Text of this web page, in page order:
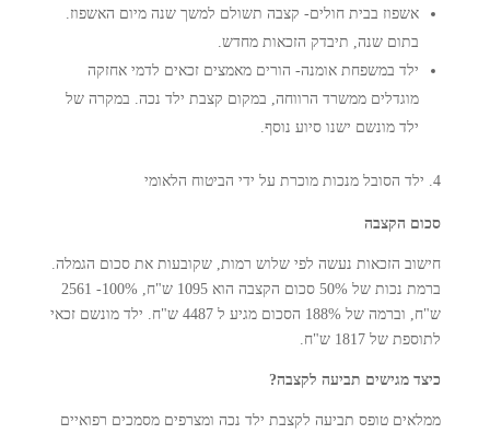
אשפוז בבית חולים- קצבה תשולם למשך שנה מיום האשפוז.
בתום שנה, תיבדק הזכאות מחדש.
ילד במשפחת אומנה- הורים מאמצים זכאים לדמי אחזקה
מוגדלים ממשרד הרווחה, במקום קצבת ילד נכה. במקרה של
ילד מונשם ישנו סיוע נוסף.
ילד הסובל מנכות מוכרת על ידי הביטוח הלאומי
סכום הקצבה
חישוב הזכאות נעשה לפי שלוש רמות, שקובעות את סכום הגמלה.
ברמת נכות של 50% סכום הקצבה הוא 1095 ש"ח, 100%- 2561
ש"ח, וברמה של 188% הסכום מגיע ל 4487 ש"ח. ילד מונשם זכאי
לתוספת של 1817 ש"ח.
כיצד מגישים תביעה לקצבה?
ממלאים טופס תביעה לקצבת ילד נכה ומצרפים מסמכים רפואיים